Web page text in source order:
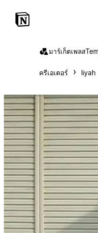
มาร์เก็ตเพลส
ครีเอเตอร์ liyah